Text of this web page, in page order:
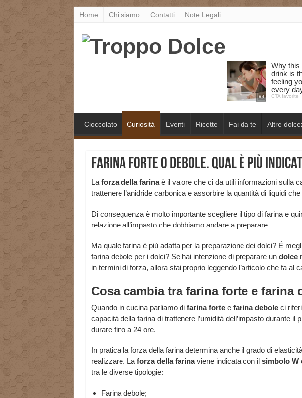
Home Chi siamo Contatti Note Legali
Cioccolato Curiosità Eventi Ricette Fai da te Altre
Farina forte o debole. Qual è più
La forza della farinaè il valore che ci da utili informazioni sulla
trattenere l’anidride carbonica e assorbire la quantità di liquidi
Di conseguenza è molto importante scegliere il tipo di farina e
relazione all’impasto che dobbiamo andare a preparare.
Ma quale farina è più adatta per la preparazione dei dolci? É
farina debole per i dolci? Se hai intenzione di preparare un dolce
in termini di forza, allora stai proprio leggendo l’articolo che fa al
Cosa cambia tra farina forte e farina
Quando in cucina parliamo di farina fortee farina deboleci
capacità della farina di trattenere l’umidità dell’impasto durante il
durare fino a 24 ore.
In pratica la forza della farina determina anche il grado di
realizzare. La forza della farinaviene indicata con il simbolo W
tra le diverse tipologie:
Farina debole;